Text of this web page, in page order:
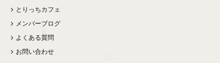
とりっちカフェ
メンバーブログ
よくある質問
お問い合わせ